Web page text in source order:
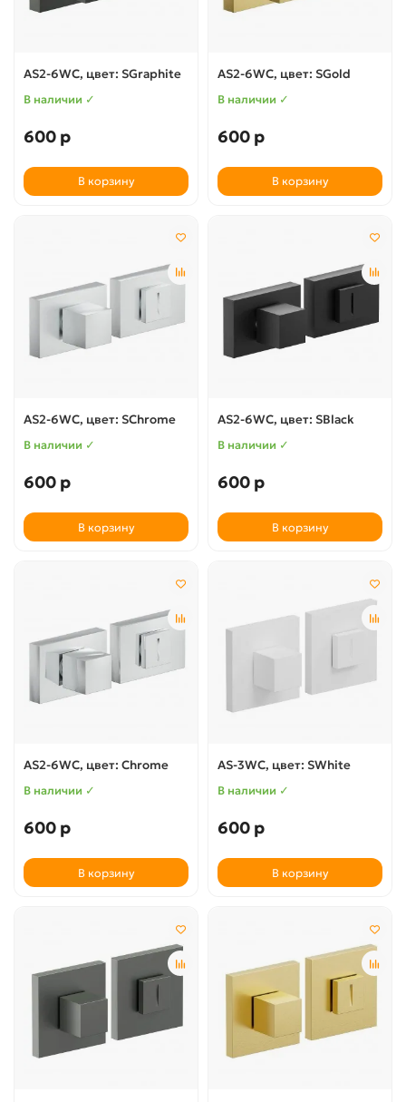
AS2-6WC, цвет: SGraphite
В наличии ✓
600 р
В корзину
AS2-6WC, цвет: SGold
В наличии ✓
600 р
В корзину
AS2-6WC, цвет: SChrome
В наличии ✓
600 р
В корзину
AS2-6WC, цвет: SBlack
В наличии ✓
600 р
В корзину
AS2-6WC, цвет: Chrome
В наличии ✓
600 р
В корзину
AS-3WC, цвет: SWhite
В наличии ✓
600 р
В корзину